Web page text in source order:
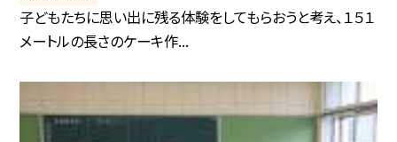
子どもたちに思い出に残る体験をしてもらおうと考え、１５１
メートルの長さのケーキ作...